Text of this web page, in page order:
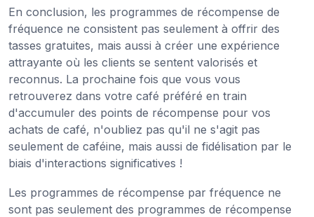
En conclusion, les programmes de récompense de
fréquence ne consistent pas seulement à offrir des
tasses gratuites, mais aussi à créer une expérience
attrayante où les clients se sentent valorisés et
reconnus. La prochaine fois que vous vous
retrouverez dans votre café préféré en train
d'accumuler des points de récompense pour vos
achats de café, n'oubliez pas qu'il ne s'agit pas
seulement de caféine, mais aussi de fidélisation par le
biais d'interactions significatives !
Les programmes de récompense par fréquence ne
sont pas seulement des programmes de récompense